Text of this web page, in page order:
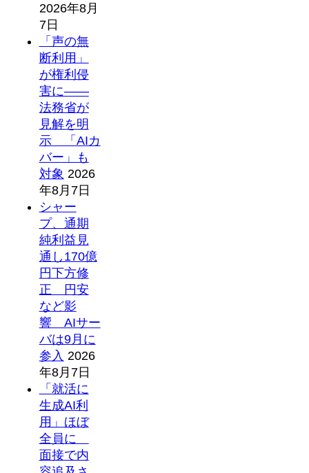
2026年8月
7日
「声の無
断利用」
が権利侵
害に――
法務省が
見解を明
示 「AIカ
バー」も
対象 2026
年8月7日
シャー
プ、通期
純利益見
通し170億
円下方修
正 円安
など影
響 AIサー
バは9月に
参入 2026
年8月7日
「就活に
生成AI利
用」ほぼ
全員に
面接で内